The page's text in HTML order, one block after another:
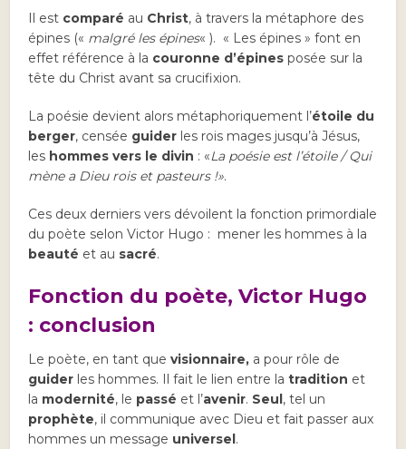
Il est comparé au Christ, à travers la métaphore des
épines (« malgré les épines« ). « Les épines » font en
effet référence à la couronne d’épines posée sur la
tête du Christ avant sa crucifixion.
La poésie devient alors métaphoriquement l’étoile du
berger, censée guider les rois mages jusqu’à Jésus,
les hommes vers le divin : «La poésie est l’étoile / Qui
mène a Dieu rois et pasteurs !».
Ces deux derniers vers dévoilent la fonction primordiale
du poète selon Victor Hugo : mener les hommes à la
beauté et au sacré.
Fonction du poète, Victor Hugo
: conclusion
Le poète, en tant quevisionnaire, a pour rôle de
guider les hommes. Il fait le lien entre latradition et
la modernité, le passé et l’avenir. Seul, tel un
prophète, il communique avec Dieu et fait passer aux
hommes un message universel.